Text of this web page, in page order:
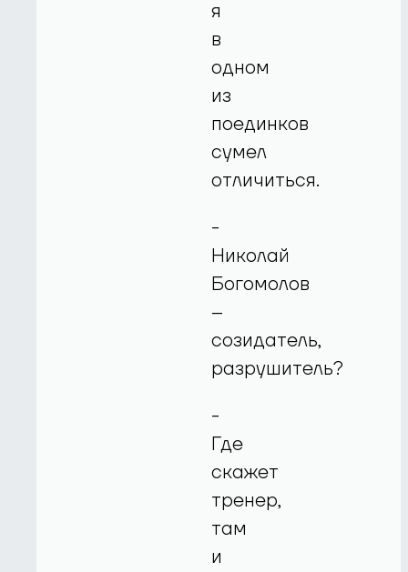
я
в
одном
из
поединков
сумел
отличиться.
-
Николай
Богомолов
–
созидатель,
разрушитель?
-
Где
скажет
тренер,
там
и